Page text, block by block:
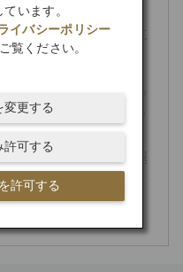
が不許可となった
がございますのでご注
施している場合があ
運航便については、運
を設定していること
航空会社でご確認く
います。
イバシーポリシー
覧ください。
許可する
許可する
変更する